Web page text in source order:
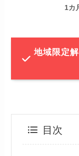
1カ
地域限定
目次